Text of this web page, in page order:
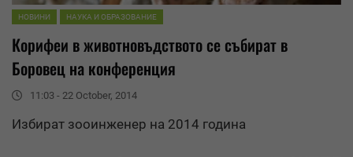
НОВИНИ НАУКА И ОБРАЗОВАНИЕ
Корифеи в животновъдството се събират в
Боровец на конференция
11:03 - 22 October, 2014
Избират зооинженер на 2014 година